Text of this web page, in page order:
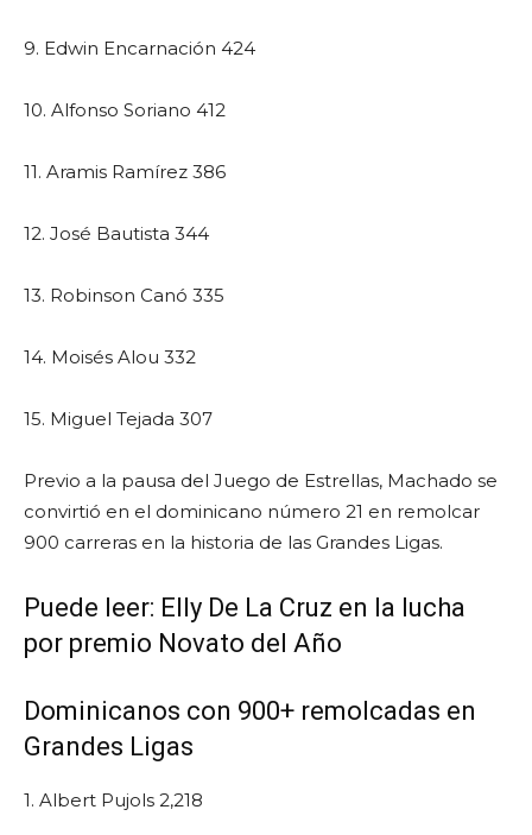
9. Edwin Encarnación 424
10. Alfonso Soriano 412
11. Aramis Ramírez 386
12. José Bautista 344
13. Robinson Canó 335
14. Moisés Alou 332
15. Miguel Tejada 307
Previo a la pausa del Juego de Estrellas, Machado se
convirtió en el dominicano número 21 en remolcar
900 carreras en la historia de las Grandes Ligas.
Puede leer: Elly De La Cruz en la lucha
por premio Novato del Año
Dominicanos con 900+ remolcadas en
Grandes Ligas
1. Albert Pujols 2,218